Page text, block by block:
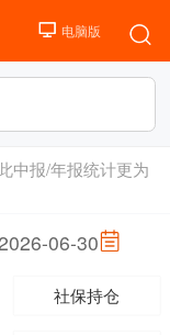
中报/年报统计更为
06-30
社保持仓